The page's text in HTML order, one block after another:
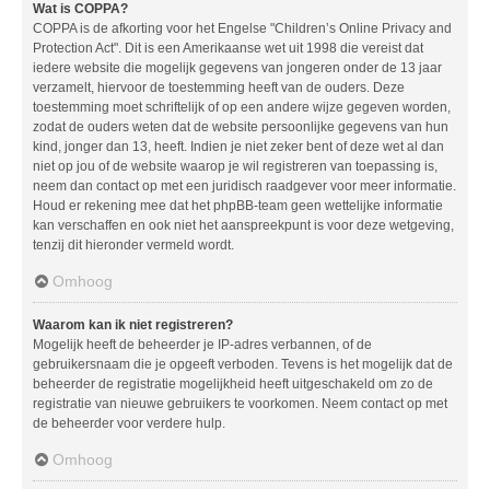
Wat is COPPA?
COPPA is de afkorting voor het Engelse "Children’s Online Privacy and
Protection Act". Dit is een Amerikaanse wet uit 1998 die vereist dat
iedere website die mogelijk gegevens van jongeren onder de 13 jaar
verzamelt, hiervoor de toestemming heeft van de ouders. Deze
toestemming moet schriftelijk of op een andere wijze gegeven worden,
zodat de ouders weten dat de website persoonlijke gegevens van hun
kind, jonger dan 13, heeft. Indien je niet zeker bent of deze wet al dan
niet op jou of de website waarop je wil registreren van toepassing is,
neem dan contact op met een juridisch raadgever voor meer informatie.
Houd er rekening mee dat het phpBB-team geen wettelijke informatie
kan verschaffen en ook niet het aanspreekpunt is voor deze wetgeving,
tenzij dit hieronder vermeld wordt.
Omhoog
Waarom kan ik niet registreren?
Mogelijk heeft de beheerder je IP-adres verbannen, of de
gebruikersnaam die je opgeeft verboden. Tevens is het mogelijk dat de
beheerder de registratie mogelijkheid heeft uitgeschakeld om zo de
registratie van nieuwe gebruikers te voorkomen. Neem contact op met
de beheerder voor verdere hulp.
Omhoog